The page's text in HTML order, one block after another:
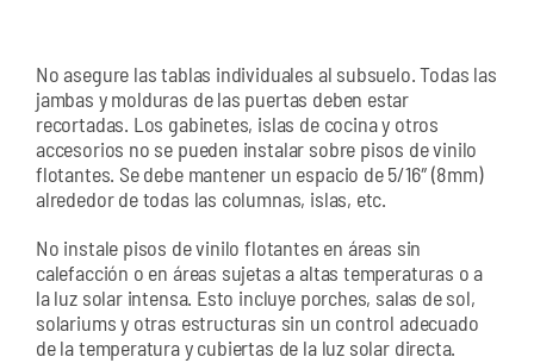
No asegure las tablas individuales al subsuelo. Todas las
jambas y molduras de las puertas deben estar
recortadas. Los gabinetes, islas de cocina y otros
accesorios no se pueden instalar sobre pisos de vinilo
flotantes. Se debe mantener un espacio de 5/16″ (8mm)
alrededor de todas las columnas, islas, etc.
No instale pisos de vinilo flotantes en áreas sin
calefacción o en áreas sujetas a altas temperaturas o a
la luz solar intensa. Esto incluye porches, salas de sol,
solariums y otras estructuras sin un control adecuado
de la temperatura y cubiertas de la luz solar directa.